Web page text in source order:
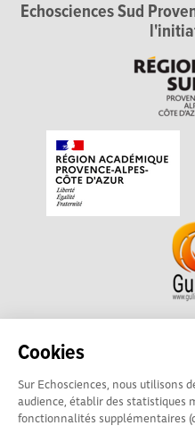
Cookies
Sur Echosciences, nous utilisons
audience, établir des statistiques
fonctionnalités supplémentaires
Echosciences Sud
Echosciences Sud Provence-
académique pour la
Alpes-Côte d'Azur. La
vous parGulliver